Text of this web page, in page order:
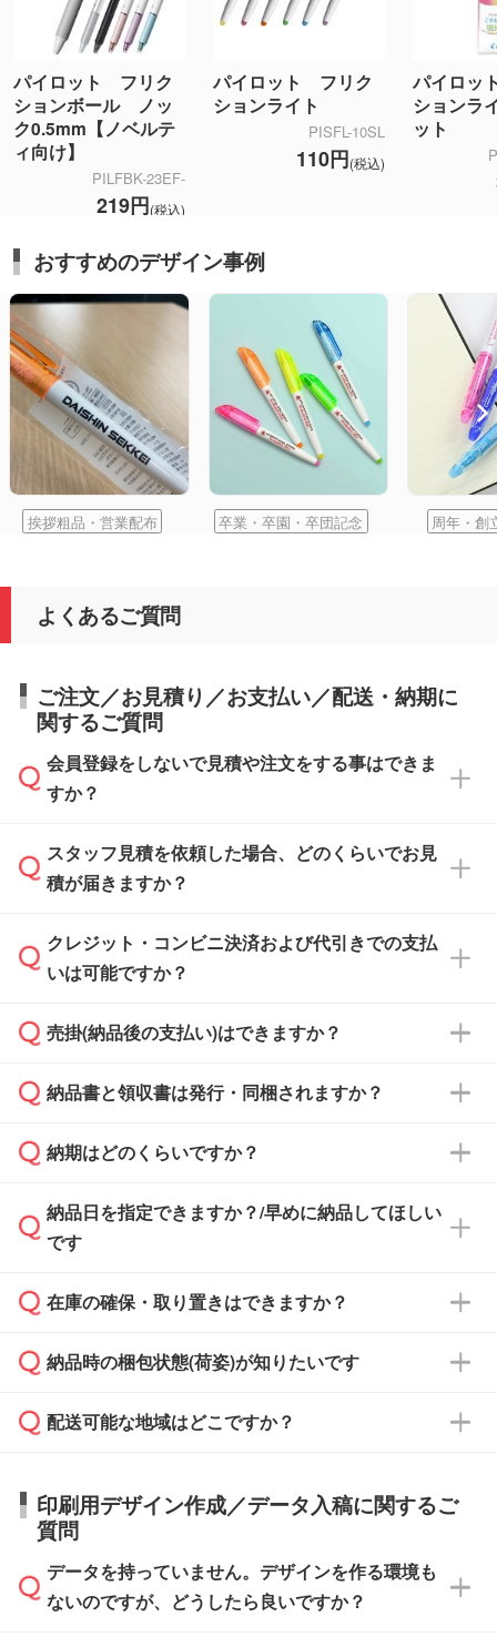
パイロット フリク
ションボール ノッ
ク0.5mm【ノベルテ
ィ向け】
PILFBK-23EF-
219円(税込)
パイロット フリク
ションライト
PISFL-10SL
110円(税込)
パイロッ
ションラ
ット
おすすめのデザイン事例
挨拶粗品・営業配布 卒業・卒園・卒団記念 周年・創
よくあるご質問
ご注文／お見積り／お支払い／配送・納期に
関するご質問
会員登録をしないで見積や注文をする事はできま
すか？
可能です。見積・注文フォームにて『ゲストの
まま進む』ボタンからお進みのうえ、ご依頼く
スタッフ見積を依頼した場合、どのくらいでお見
積が届きますか？
通常、翌営業日までにお送りしております。混
雑状況によっては、お時間をいただくこともご
依頼いただいた場合は、翌営業日以降のご連絡
クレジット・コンビニ決済および代引きでの支払
いは可能ですか？
銀行振込のみのご対応となります。
売掛(納品後の支払い)はできますか？
基本的には先入金をお願いしておりますが、自
どの場合は、月末締め翌月末払いに対応可能で
また、卒業・卒園記念品で対策委員会や個人様
校や幼稚園・保育園であれば、同様の条件でご
ご希望の際は担当スタッフまでお気軽にご相談
ください。
納品書と領収書は発行・同梱されますか？
納品書・領収書は ご依頼をいただいた場合の
ず、通常はPDFデータをメール添付でお送りし
ます。
たは注文フォームの『ご注文に関する備考欄』
納期はどのくらいですか？
・印刷する場合(500個程度)
ご入金、イメージ画像の校了から約2週間～2
ご入金確認後、1～2営業日で出荷いたしま
タッフまでお問い合わせください。
ル」に注文予定日をご入力いただくと、おおよ
その締切日や出荷目安をご確認いただけます。
納品日を指定できますか？/早めに納品してほしい
です
ご希望の納期がある場合は、お問い合わせ・お
い。
応が可能かご案内いたします。
す。>>対象商品はこちら
※最短出荷日は商品によって異なります。各商
品ページにてご確認ください
在庫の確保・取り置きはできますか？
ご入金確認後に在庫を確保し、注文確定のご連
はできかねますので予めご了承ください。
納品時の梱包状態(荷姿)が知りたいです
商品によって異なります。各ページにある商品
す。(白箱、化粧箱、ブリスターパックなど)
【袋入り】 商品がひとつずつ袋に入っていま
す。(透明袋、デザイン袋など)
【個包装なし】 個包装がされていない状態で
配送可能な地域はどこですか？
日本全国へお届けが可能です。なお、海外への
直接納品は行っておりませんので予めご了承く
ださい。
印刷用デザイン作成／データ入稿に関するご
質問
データを持っていません。デザインを作る環境も
ないのですが、どうしたら良いですか？